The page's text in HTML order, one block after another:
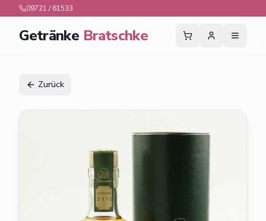
09721 / 61533
Getränke Bratschke
Zurück